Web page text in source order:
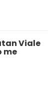
Viale
me